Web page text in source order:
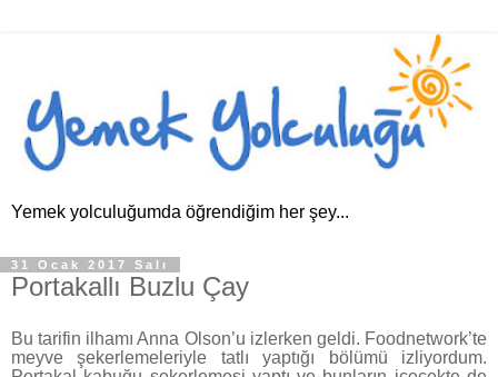
Yemek yolculuğumda öğrendiğim her şey...
31 Ocak 2017 Salı
Portakallı Buzlu Çay
Bu tarifin ilhamı Anna Olson’u izlerken geldi. Foodnetwork’te
meyve şekerlemeleriyle tatlı yaptığı bölümü izliyordum.